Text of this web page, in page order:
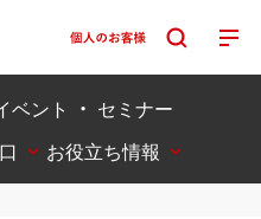
ベント ・ セミナー
お役立ち情報